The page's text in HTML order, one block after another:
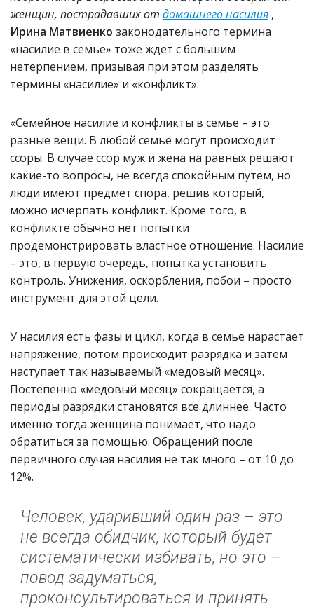
женщин, пострадавших от домашнего насилия ,
Ирина Матвиенко законодательного термина
«насилие в семье» тоже ждет с большим
нетерпением, призывая при этом разделять
термины «насилие» и «конфликт»:
«Семейное насилие и конфликты в семье – это
разные вещи. В любой семье могут происходит
ссоры. В случае ссор муж и жена на равных решают
какие-то вопросы, не всегда спокойным путем, но
люди имеют предмет спора, решив который,
можно исчерпать конфликт. Кроме того, в
конфликте обычно нет попытки
продемонстрировать властное отношение. Насилие
– это, в первую очередь, попытка установить
контроль. Унижения, оскорбления, побои – просто
инструмент для этой цели.
У насилия есть фазы и цикл, когда в семье нарастает
напряжение, потом происходит разрядка и затем
наступает так называемый «медовый месяц».
Постепенно «медовый месяц» сокращается, а
периоды разрядки становятся все длиннее. Часто
именно тогда женщина понимает, что надо
обратиться за помощью. Обращений после
первичного случая насилия не так много – от 10 до
12%.
Человек, ударивший один раз – это
не всегда обидчик, который будет
систематически избивать, но это –
повод задуматься,
проконсультироваться и принять